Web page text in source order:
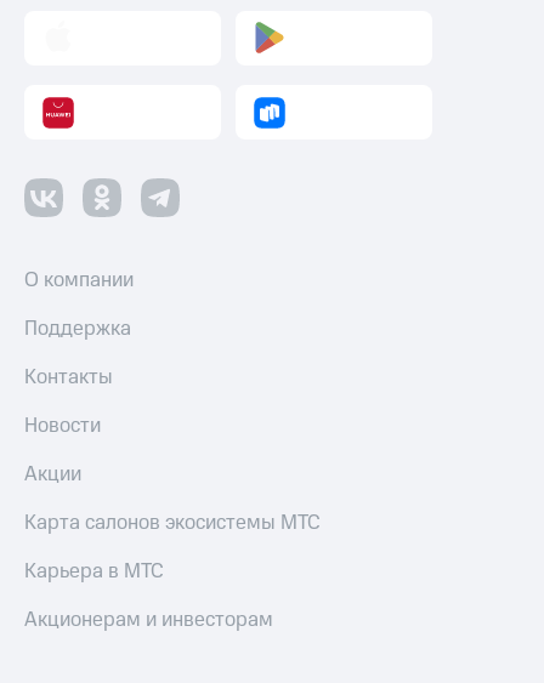
О компании
Поддержка
Контакты
Новости
Акции
Карта салонов экосистемы МТС
Карьера в МТС
Акционерам и инвесторам